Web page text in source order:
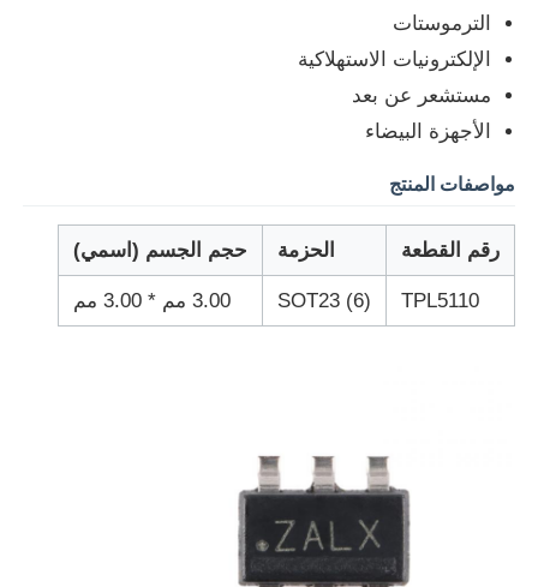
مراقبة الجودة
اتصل بنا
أخبار
القضايا
نظام على رقاقة
وحدة تحكم MPU
الترموستات
الإلكترونيات الاستهلاكية
مستشعر عن بعد
الأجهزة البيضاء
مواصفات المنتج
رقم القطعة الحزمة حجم الجسم (اسمي)
TPL5110
SOT23 (6) 3.00 مم * 3.00 مم